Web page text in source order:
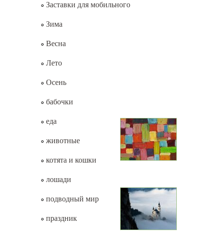
Заставки для мобильного
Зима
Весна
Лето
Осень
бабочки
еда
животные
котята и кошки
лошади
подводный мир
праздник